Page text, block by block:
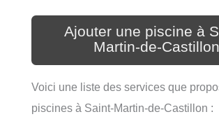
Ajouter une piscine à
Martin-de-Castillon
Voici une liste des services que
piscines à Saint-Martin-de-Castillon :